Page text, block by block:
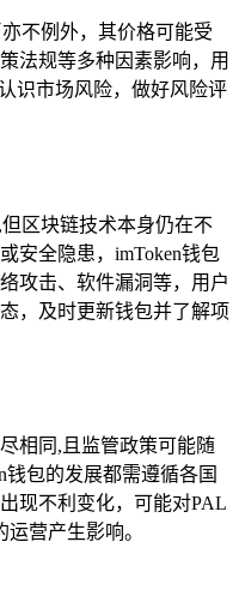
不例外，其价格可能受
法规等多种因素影响，用
识市场风险，做好风险评
区块链技术本身仍在不
安全隐患，imToken钱包
攻击、软件漏洞等，用户
，及时更新钱包并了解项
相同,且监管政策可能随
钱包的发展都需遵循各国
现不利变化，可能对PAL
营产生影响。